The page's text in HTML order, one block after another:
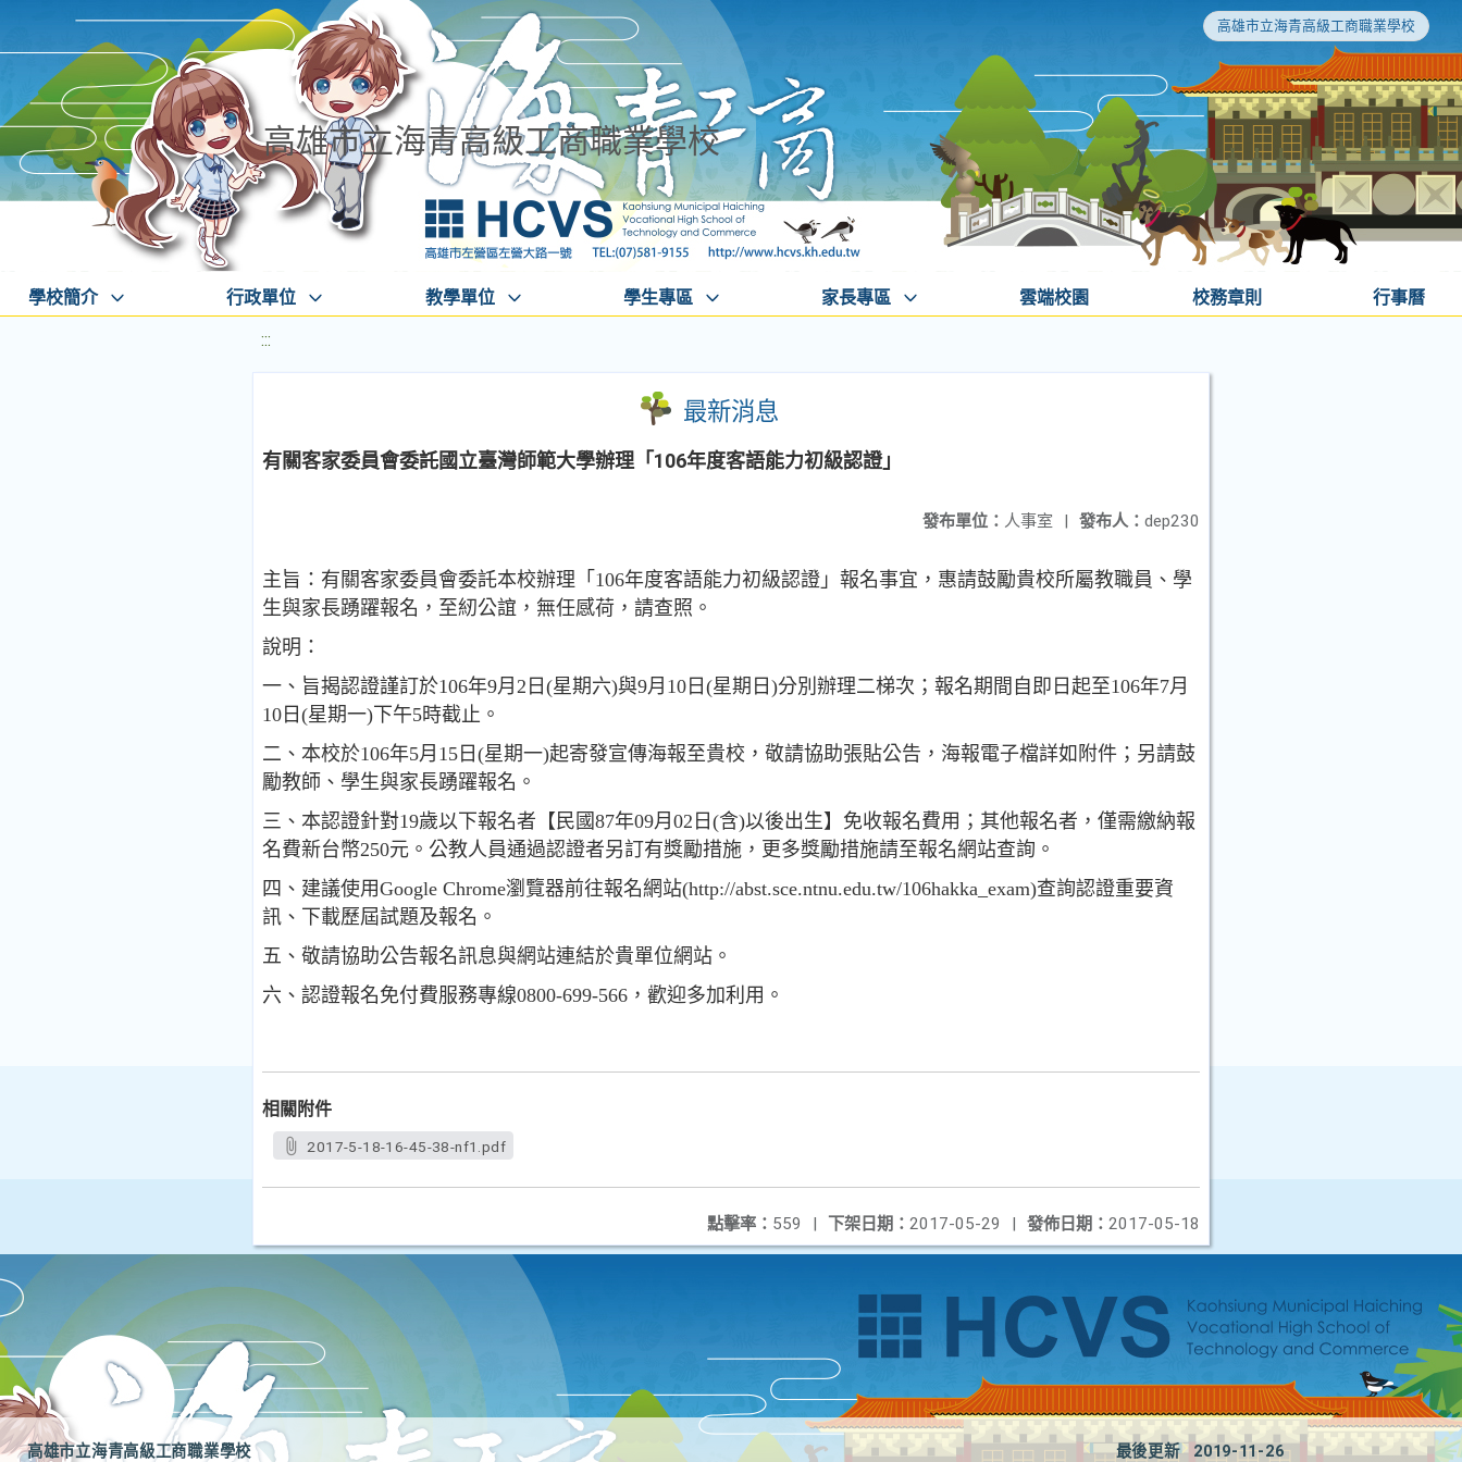
高雄市立海青高級工商職業學校
高雄市立海青高級工商職業學校
學校簡介 行政單位 教學單位 學生專區 家長專區 雲端校園 校務章則 行事曆
:::
最新消息
有關客家委員會委託國立臺灣師範大學辦理「106年度客語能力初級認證」
發布人： dep230
發布單位： 人事室 |
主旨：有關客家委員會委託本校辦理「106年度客語能力初級認證」報名事宜，惠請鼓勵貴校所屬教職員、學
生與家長踴躍報名，至紉公誼，無任感荷，請查照。
說明：
一、旨揭認證謹訂於106年9月2日(星期六)與9月10日(星期日)分別辦理二梯次；報名期間自即日起至106年7月
10日(星期一)下午5時截止。
二、本校於106年5月15日(星期一)起寄發宣傳海報至貴校，敬請協助張貼公告，海報電子檔詳如附件；另請鼓
勵教師、學生與家長踴躍報名。
三、本認證針對19歲以下報名者【民國87年09月02日(含)以後出生】免收報名費用；其他報名者，僅需繳納報
名費新台幣250元。公教人員通過認證者另訂有獎勵措施，更多獎勵措施請至報名網站查詢。
四、建議使用Google Chrome瀏覽器前往報名網站(http://abst.sce.ntnu.edu.tw/106hakka_exam)查詢認證重要資
訊、下載歷屆試題及報名。
五、敬請協助公告報名訊息與網站連結於貴單位網站。
六、認證報名免付費服務專線0800-699-566，歡迎多加利用。
相關附件
2017-5-18-16-45-38-nf1.pdf
發佈日期： 2017-05-18
下架日期： 2017-05-29 |
點擊率： 559 |
高雄市立海青高級工商職業學校 最後更新 2019-11-26